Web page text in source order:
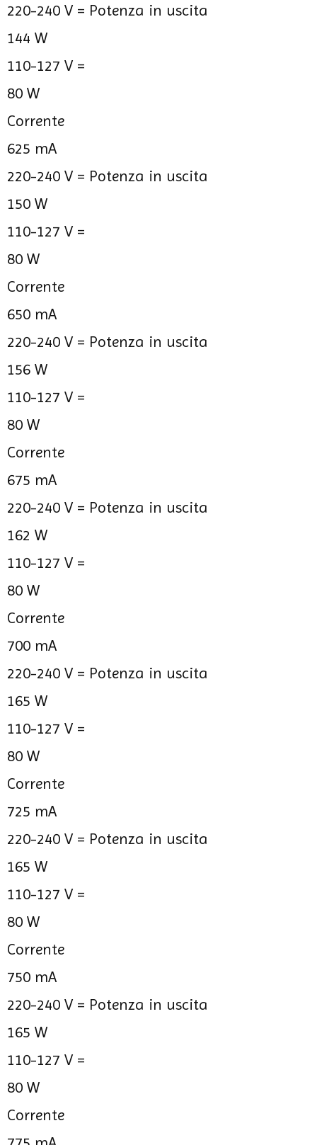
220-240 V = Potenza in uscita
144 W
110-127 V =
80 W
Corrente
625 mA
220-240 V = Potenza in uscita
150 W
110-127 V =
80 W
Corrente
650 mA
220-240 V = Potenza in uscita
156 W
110-127 V =
80 W
Corrente
675 mA
220-240 V = Potenza in uscita
162 W
110-127 V =
80 W
Corrente
700 mA
220-240 V = Potenza in uscita
165 W
110-127 V =
80 W
Corrente
725 mA
220-240 V = Potenza in uscita
165 W
110-127 V =
80 W
Corrente
750 mA
220-240 V = Potenza in uscita
165 W
110-127 V =
80 W
Corrente